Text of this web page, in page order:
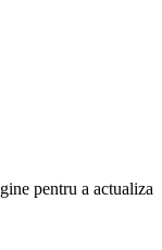
pentru a actualiza